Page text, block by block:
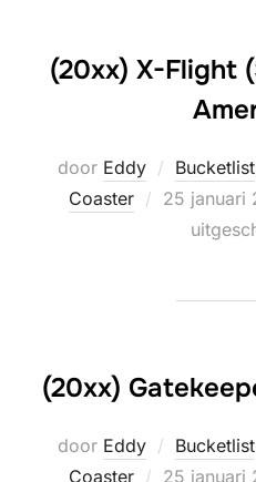
(20xx) X-Flight
door Eddy Bucketlist
Coaster
Geplaatst
25 januari
(20xx)
door Eddy Bucketlist
Coaster
Geplaatst
25 januari